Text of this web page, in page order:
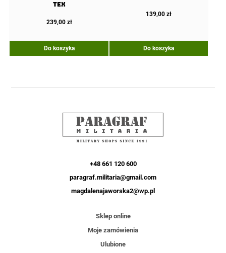
tex
239,00 zł
Do koszyka
139,00 zł
Do koszyka
+48 661 120 600
paragraf.militaria@gmail.com
magdalenajaworska2@wp.pl
Sklep online
Moje zamówienia
Ulubione